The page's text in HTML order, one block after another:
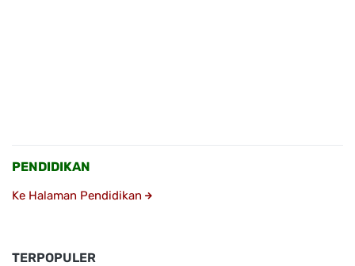
PENDIDIKAN
Ke Halaman Pendidikan
TERPOPULER